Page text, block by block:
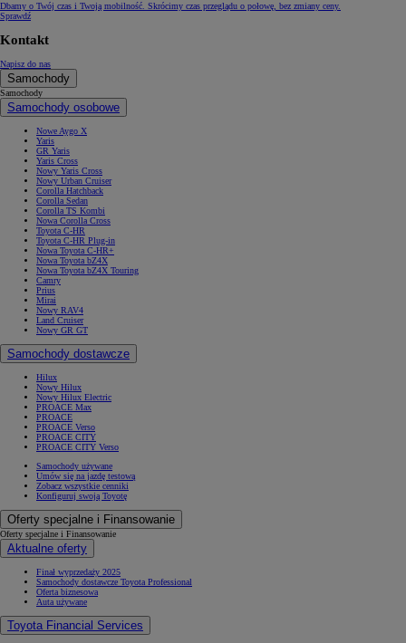
Dbamy o Twój czas i Twoją mobilność. Skrócimy czas przeglądu o połowę, bez zmiany ceny.
Sprawdź
Kontakt
Napisz do nas
Samochody
Samochody
Samochody osobowe
Nowe Aygo X
Yaris
GR Yaris
Yaris Cross
Nowy Yaris Cross
Nowy Urban Cruiser
Corolla Hatchback
Corolla Sedan
Corolla TS Kombi
Nowa Corolla Cross
Toyota C-HR
Toyota C-HR Plug-in
Nowa Toyota C-HR+
Nowa Toyota bZ4X
Nowa Toyota bZ4X Touring
Camry
Prius
Mirai
Nowy RAV4
Land Cruiser
Nowy GR GT
Samochody dostawcze
Hilux
Nowy Hilux
Nowy Hilux Electric
PROACE Max
PROACE
PROACE Verso
PROACE CITY
PROACE CITY Verso
Samochody używane
Umów się na jazdę testową
Zobacz wszystkie cenniki
Konfiguruj swoją Toyotę
Oferty specjalne i Finansowanie
Oferty specjalne i Finansowanie
Aktualne oferty
Finał wyprzedaży 2025
Samochody dostawcze Toyota Professional
Oferta biznesowa
Auta używane
Toyota Financial Services